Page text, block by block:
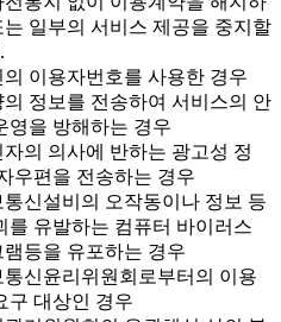
는 일부의 서비스 제공을 중지할
의 이용자번호를 사용한 경우
의 정보를 전송하여 서비스의 안
영을 방해하는 경우
자의 의사에 반하는 광고성 정
우편을 전송하는 경우
통신설비의 오작동이나 정보 등
를 유발하는 컴퓨터 바이러스
램등을 유포하는 경우
통신윤리위원회로부터의 이용
구 대상인 경우